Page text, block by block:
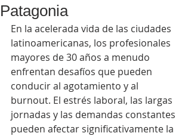
Patagonia
En la acelerada vida de las ciudades
latinoamericanas, los profesionales
mayores de 30 años a menudo
enfrentan desafíos que pueden
conducir al agotamiento y al
burnout. El estrés laboral, las largas
jornadas y las demandas constantes
pueden afectar significativamente la